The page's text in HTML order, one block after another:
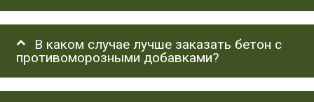
В каком случае лучше заказать бетон с
противоморозными добавками?